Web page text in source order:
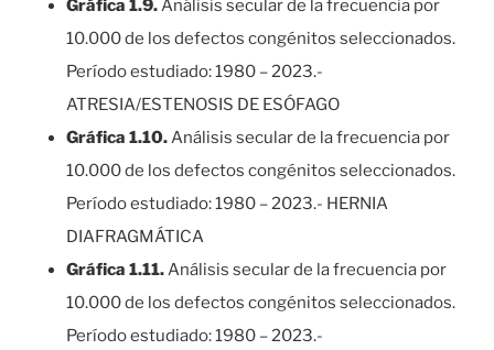
Gráfica 1.9.Análisis secular de la frecuencia por
10.000 de los defectos congénitos seleccionados.
Período estudiado: 1980 – 2023.-
ATRESIA/ESTENOSIS DE ESÓFAGO
Gráfica 1.10.Análisis secular de la frecuencia por
10.000 de los defectos congénitos seleccionados.
Período estudiado: 1980 – 2023.- HERNIA
DIAFRAGMÁTICA
Gráfica 1.11.Análisis secular de la frecuencia por
10.000 de los defectos congénitos seleccionados.
Período estudiado: 1980 – 2023.-